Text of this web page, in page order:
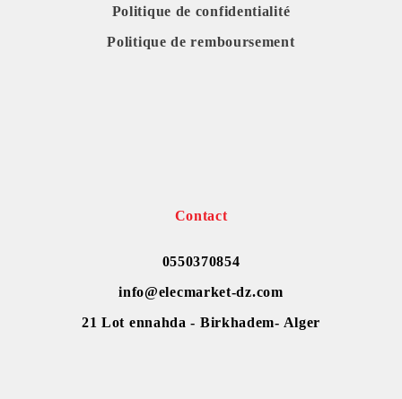
Politique de confidentialité
Politique de remboursement
Contact
0550370854
info@elecmarket-dz.com
21 Lot ennahda - Birkhadem- Alger